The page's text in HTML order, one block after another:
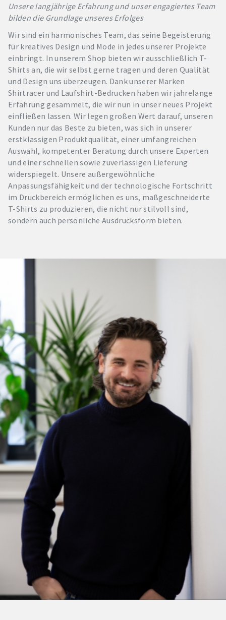
Unsere langjährige Erfahrung und unser engagiertes Team
bilden die Grundlage unseres Erfolges
Wir sind ein harmonisches Team, das seine Begeisterung
für kreatives Design und Mode in jedes unserer Projekte
einbringt. In unserem Shop bieten wir ausschließlich T-
Shirts an, die wir selbst gerne tragen und deren Qualität
und Design uns überzeugen. Dank unserer Marken
Shirtracer und Laufshirt-Bedrucken haben wir jahrelange
Erfahrung gesammelt, die wir nun in unser neues Projekt
einfließen lassen. Wir legen großen Wert darauf, unseren
Kunden nur das Beste zu bieten, was sich in unserer
erstklassigen Produktqualität, einer umfangreichen
Auswahl, kompetenter Beratung durch unsere Experten
und einer schnellen sowie zuverlässigen Lieferung
widerspiegelt. Unsere außergewöhnliche
Anpassungsfähigkeit und der technologische Fortschritt
im Druckbereich ermöglichen es uns, maßgeschneiderte
T-Shirts zu produzieren, die nicht nur stilvoll sind,
sondern auch persönliche Ausdrucksform bieten.